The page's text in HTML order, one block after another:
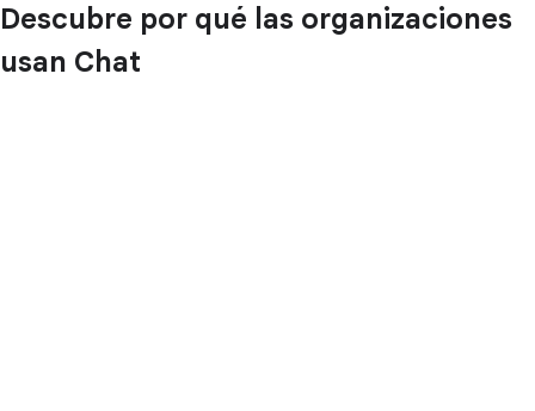
Descubre por qué las organizaciones
usan Chat